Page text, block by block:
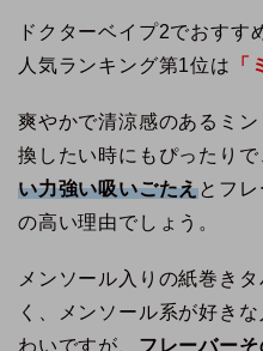
ドクターベイプ2でおすす
人気ランキング第1位は
「
爽やかで清涼感のあるミ
換したい時にもぴったりで
い力強い吸いごたえとフ
の高い理由でしょう。
メンソール入りの紙巻き
く、メンソール系が好き
わいですが、 フレーバー